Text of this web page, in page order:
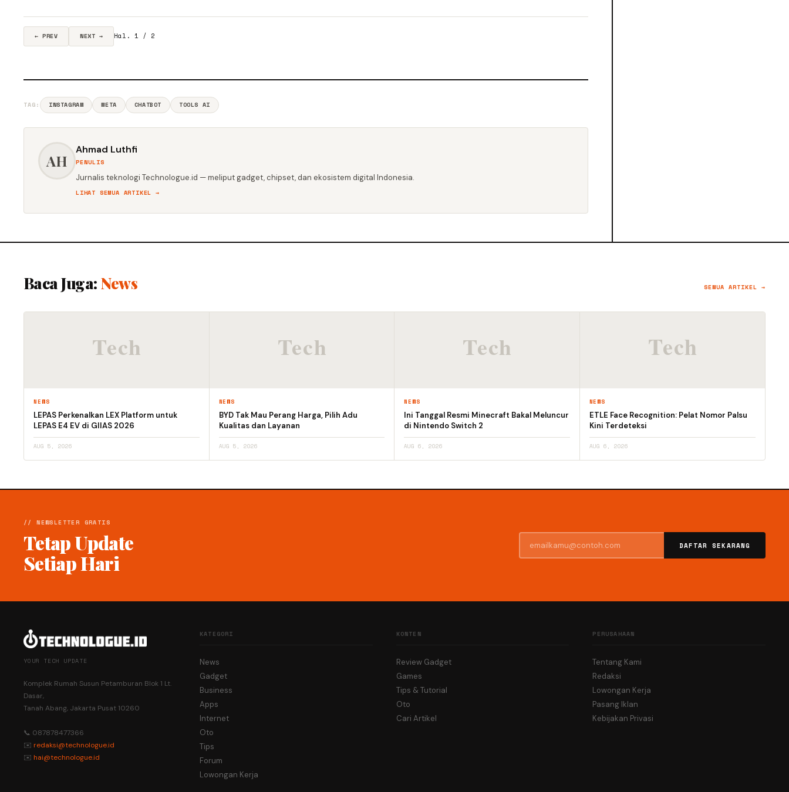
← PREV NEXT → Hal. 1 / 2
TAG: INSTAGRAM META CHATBOT TOOLS AI
AH
Ahmad Luthfi
PENULIS
Jurnalis teknologi Technologue.id — meliput gadget, chipset, dan ekosistem digital Indonesia.
LIHAT SEMUA ARTIKEL →
Baca Juga: News SEMUA ARTIKEL →
NEWS
LEPAS Perkenalkan LEX Platform untuk
LEPAS E4 EV di GIIAS 2026
AUG 5, 2026
NEWS
BYD Tak Mau Perang Harga, Pilih Adu
Kualitas dan Layanan
AUG 5, 2026
NEWS
Ini Tanggal Resmi Minecraft Bakal Meluncur
di Nintendo Switch 2
AUG 6, 2026
NEWS
ETLE Face Recognition: Pelat Nomor Palsu
Kini Terdeteksi
AUG 6, 2026
// NEWSLETTER GRATIS
Tetap Update
Setiap Hari
DAFTAR SEKARANG
YOUR TECH UPDATE
Komplek Rumah Susun Petamburan Blok 1 Lt.
Dasar,
Tanah Abang, Jakarta Pusat 10260
📞 087878477366
✉️ redaksi@technologue.id
✉️ hai@technologue.id
KATEGORI
News
Gadget
Business
Apps
Internet
Oto
Tips
Forum
Lowongan Kerja
KONTEN
Review Gadget
Games
Tips & Tutorial
Oto
Cari Artikel
PERUSAHAAN
Tentang Kami
Redaksi
Lowongan Kerja
Pasang Iklan
Kebijakan Privasi